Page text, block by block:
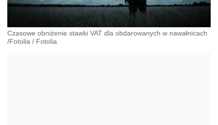
Czasowe obniżenie stawki VAT dla obdarowanych w nawałnicach
/Fotolia / Fotolia